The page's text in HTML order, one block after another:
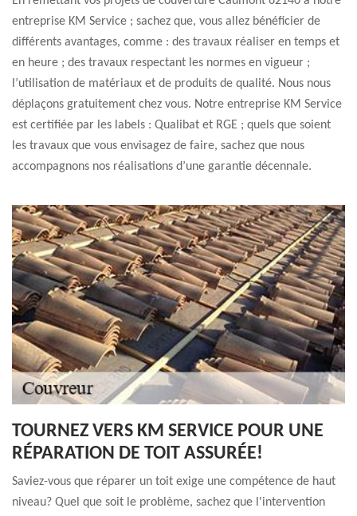
entreprise KM Service ; sachez que, vous allez bénéficier de
différents avantages, comme : des travaux réaliser en temps et
en heure ; des travaux respectant les normes en vigueur ;
l’utilisation de matériaux et de produits de qualité. Nous nous
déplaçons gratuitement chez vous. Notre entreprise KM Service
est certifiée par les labels : Qualibat et RGE ; quels que soient
les travaux que vous envisagez de faire, sachez que nous
accompagnons nos réalisations d’une garantie décennale.
TOURNEZ VERS KM SERVICE POUR UNE
RÉPARATION DE TOIT ASSURÉE!
Saviez-vous que réparer un toit exige une compétence de haut
niveau? Quel que soit le problème, sachez que l'intervention